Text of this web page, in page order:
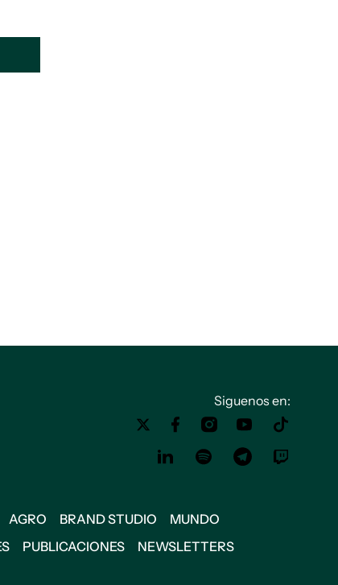
Siguenos en:
AGRO BRAND STUDIO
MUNDO
PUBLICACIONES
NEWSLETTERS